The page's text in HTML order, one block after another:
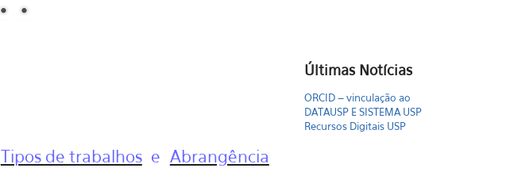
Tipos de trabalhose Abrangência
Últimas Notícias
ORCID – vinculação ao
DATAUSP E SISTEMA USP
Recursos Digitais USP